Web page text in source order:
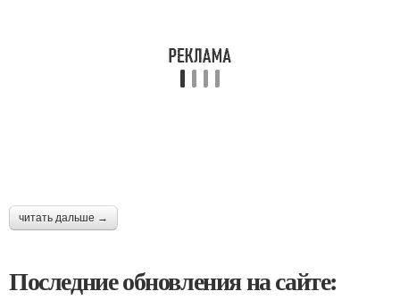
читать дальше →
Последние обновления на сайте: